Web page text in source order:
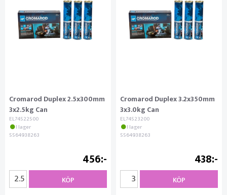
Cromarod Duplex 2.5x300mm
3x2.5kg Can
EL74522500
I lager
5564938263
456
KÖP
Cromarod Duplex 3.2x350mm
3x3.0kg Can
EL74523200
I lager
5564938263
438
KÖP